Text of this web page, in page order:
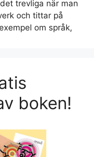
trevliga när man
och tittar på
om språk,
boken!